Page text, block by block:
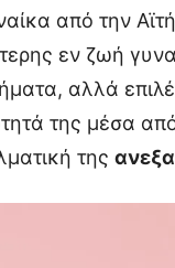
από την
εν ζωή
αλλά
της μέσα
της